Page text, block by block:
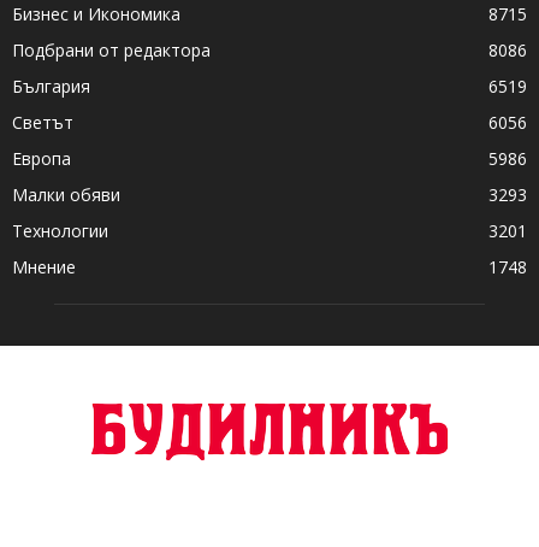
Бизнес и Икономика
8715
Подбрани от редактора
8086
България
6519
Светът
6056
Европа
5986
Малки обяви
3293
Технологии
3201
Мнение
1748